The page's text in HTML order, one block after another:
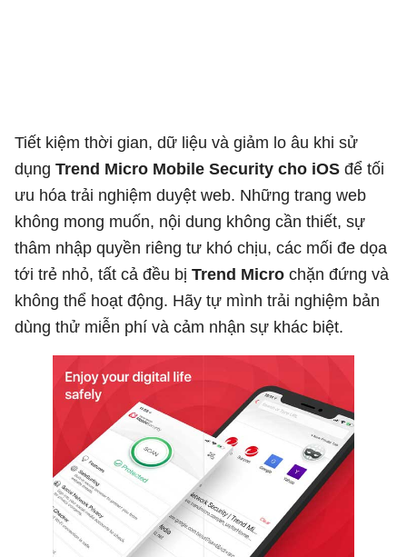
Tiết kiệm thời gian, dữ liệu và giảm lo âu khi sử
dụng Trend Micro Mobile Security cho iOS để tối
ưu hóa trải nghiệm duyệt web. Những trang web
không mong muốn, nội dung không cần thiết, sự
thâm nhập quyền riêng tư khó chịu, các mối đe dọa
tới trẻ nhỏ, tất cả đều bị Trend Micro chặn đứng và
không thể hoạt động. Hãy tự mình trải nghiệm bản
dùng thử miễn phí và cảm nhận sự khác biệt.